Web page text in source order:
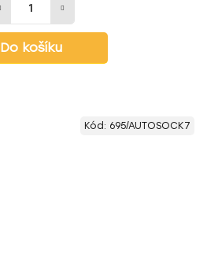
Do košíku
Kód: 695/AUTOSOCK7